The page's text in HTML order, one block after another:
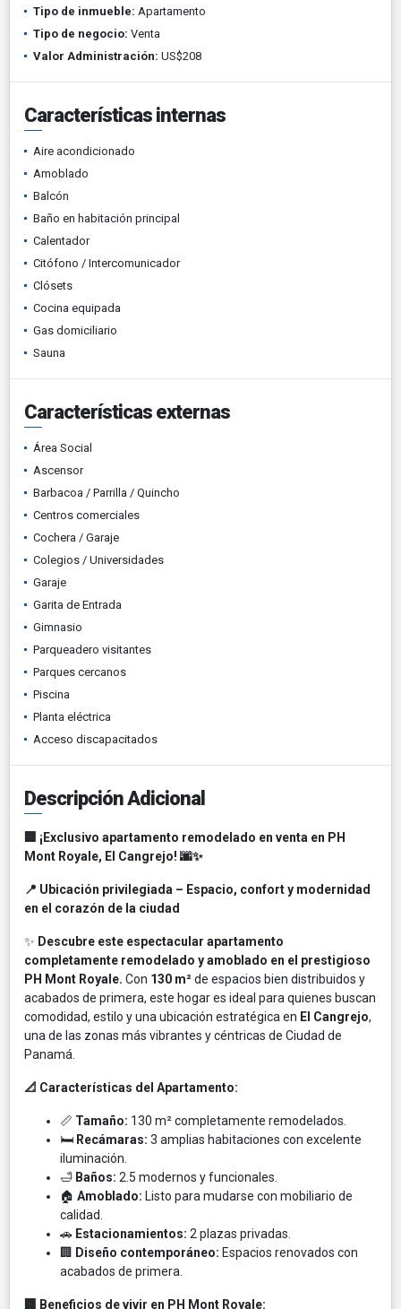
Tipo de inmueble: Apartamento
Tipo de negocio: Venta
Valor Administración: US$208
Características internas
Aire acondicionado
Amoblado
Balcón
Baño en habitación principal
Calentador
Citófono / Intercomunicador
Clósets
Cocina equipada
Gas domiciliario
Sauna
Características externas
Área Social
Ascensor
Barbacoa / Parrilla / Quincho
Centros comerciales
Cochera / Garaje
Colegios / Universidades
Garaje
Garita de Entrada
Gimnasio
Parqueadero visitantes
Parques cercanos
Piscina
Planta eléctrica
Acceso discapacitados
Descripción Adicional
🏢 ¡Exclusivo apartamento remodelado en venta en PH
Mont Royale, El Cangrejo! 🌆✨
📍 Ubicación privilegiada – Espacio, confort y modernidad
en el corazón de la ciudad
✨ Descubre este espectacular apartamento
completamente remodelado y amoblado en el prestigioso
PH Mont Royale. Con 130 m²de espacios bien distribuidos y
acabados de primera, este hogar es ideal para quienes buscan
comodidad, estilo y una ubicación estratégica en El Cangrejo,
una de las zonas más vibrantes y céntricas de Ciudad de
Panamá.
📐 Características del Apartamento:
📏 Tamaño: 130 m² completamente remodelados.
🛏️ Recámaras: 3 amplias habitaciones con excelente
iluminación.
🛁 Baños: 2.5 modernos y funcionales.
🏠 Amoblado: Listo para mudarse con mobiliario de
calidad.
🚗 Estacionamientos: 2 plazas privadas.
🏢 Diseño contemporáneo: Espacios renovados con
acabados de primera.
🏢 Beneficios de vivir en PH Mont Royale: